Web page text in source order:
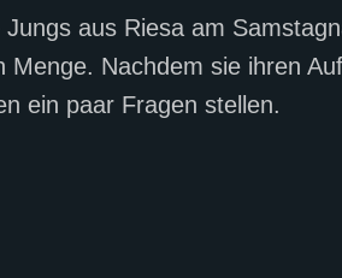
aus Riesa am
Nachdem sie ihren
ein paar Fragen stellen.